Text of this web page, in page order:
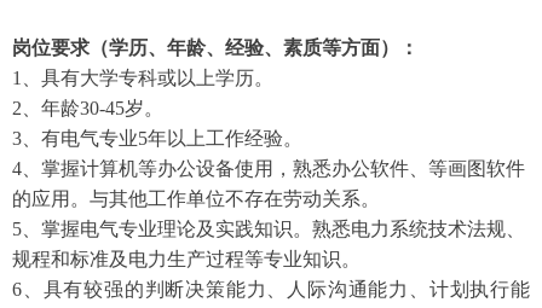
岗位要求（学历、年龄、经验、素质等方面）：
1、具有大学专科或以上学历。
2、年龄30-45岁。
3、有电气专业5年以上工作经验。
4、掌握计算机等办公设备使用，熟悉办公软件、等画图软件
的应用。与其他工作单位不存在劳动关系。
5、掌握电气专业理论及实践知识。熟悉电力系统技术法规、
规程和标准及电力生产过程等专业知识。
6、具有较强的判断决策能力、人际沟通能力、计划执行能